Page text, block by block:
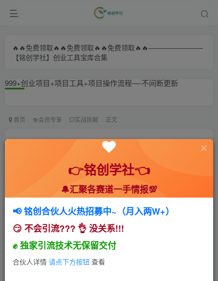
🔥🔥免费领取🔥🔥免费领取🔥🔥免费领取🔥🔥————————
【铭创学社】创业工具宝库合集
999+创业项目+项目工具+项目操作流程—-不间断更新
首页 🍻会员专享 💥实战拆解 正文
从甄嬛传到哪吒：AI走秀视频制作全攻略，轻松打
1年前发布
近年来，AI生成内容（AIGC）风靡全网，从甄嬛传到哪吒，
👉铭创学社👈
🔔汇聚各赛道一手情报💯
📢 铭创合伙人火热招募中~（月入两W+）
😏 不会引流??? 👌 没关系!!!
✊ 独家引流技术无保留交付
合伙人详情 请点下方按钮 查看